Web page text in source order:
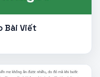
Bài Viết